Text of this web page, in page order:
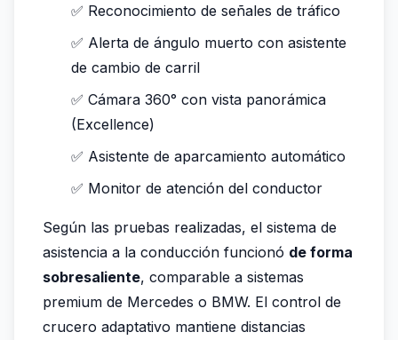
✅ Reconocimiento de señales de tráfico
✅ Alerta de ángulo muerto con asistente
de cambio de carril
✅ Cámara 360° con vista panorámica
(Excellence)
✅ Asistente de aparcamiento automático
✅ Monitor de atención del conductor
Según las pruebas realizadas, el sistema de
asistencia a la conducción funcionó de forma
sobresaliente, comparable a sistemas
premium de Mercedes o BMW. El control de
crucero adaptativo mantiene distancias